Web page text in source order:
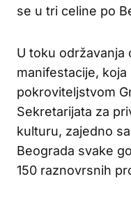
se u tri celine po
U toku
manifestacije,
pokroviteljstvom
Sekretarijata za
kulturu, zajedno
Beograda svake
150 raznovrsnih